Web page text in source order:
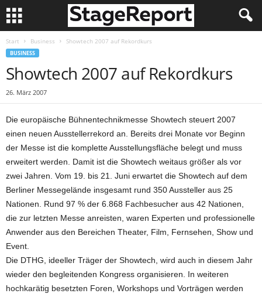
Start Business Showtech 2007 auf Rekordkurs
BUSINESS
Showtech 2007 auf Rekordkurs
26. März 2007
Die europäische Bühnentechnikmesse Showtech steuert 2007
einen neuen Ausstellerrekord an. Bereits drei Monate vor Beginn
der Messe ist die komplette Ausstellungsfläche belegt und muss
erweitert werden. Damit ist die Showtech weitaus größer als vor
zwei Jahren. Vom 19. bis 21. Juni erwartet die Showtech auf dem
Berliner Messegelände insgesamt rund 350 Aussteller aus 25
Nationen. Rund 97 % der 6.868 Fachbesucher aus 42 Nationen,
die zur letzten Messe anreisten, waren Experten und professionelle
Anwender aus den Bereichen Theater, Film, Fernsehen, Show und
Event.
Die DTHG, ideeller Träger der Showtech, wird auch in diesem Jahr
wieder den begleitenden Kongress organisieren. In weiteren
hochkarätig besetzten Foren, Workshops und Vorträgen werden